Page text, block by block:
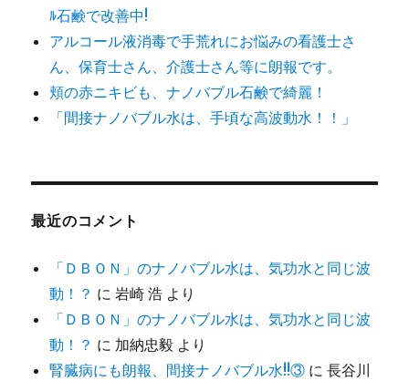
ﾙ石鹸で改善中!
アルコール液消毒で手荒れにお悩みの看護士さ
ん、保育士さん、介護士さん等に朗報です。
頬の赤ニキビも、ナノバブル石鹸で綺麗！
「間接ナノバブル水は、手頃な高波動水！！」
最近のコメント
「ＤＢＯＮ」のナノバブル水は、気功水と同じ波
動！？ に岩崎 浩 より
「ＤＢＯＮ」のナノバブル水は、気功水と同じ波
動！？ に 加納忠毅 より
腎臓病にも朗報、間接ナノバブル水!!③ に長谷川